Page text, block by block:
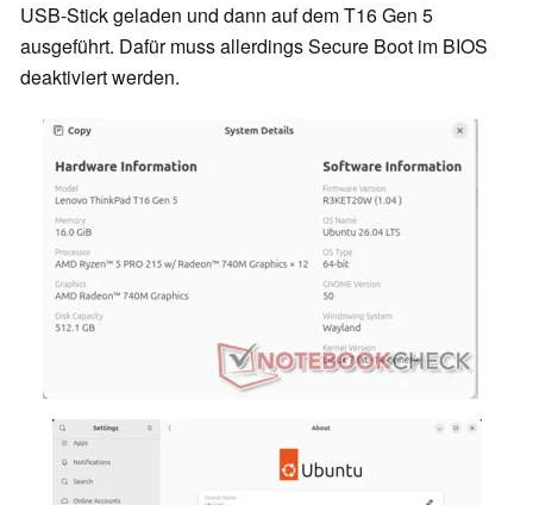
USB-Stick geladen und dann auf dem T16 Gen 5
ausgeführt. Dafür muss allerdings Secure Boot im BIOS
deaktiviert werden.